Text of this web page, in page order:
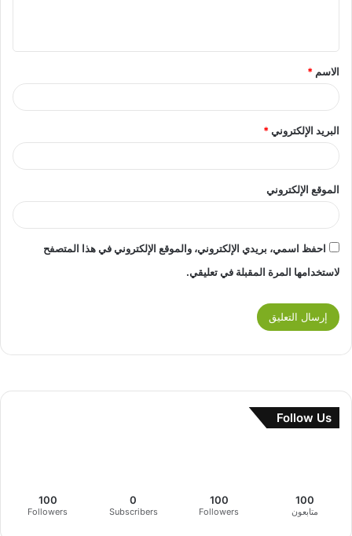
الاسم *
البريد الإلكتروني*
الموقع الإلكتروني
احفظ اسمي، بريدي الإلكتروني، والموقع الإلكتروني في هذا المتصفح
لاستخدامها المرة المقبلة في تعليقي.
Follow Us
100
متابعون
100
Followers
0
Subscribers
100
Followers